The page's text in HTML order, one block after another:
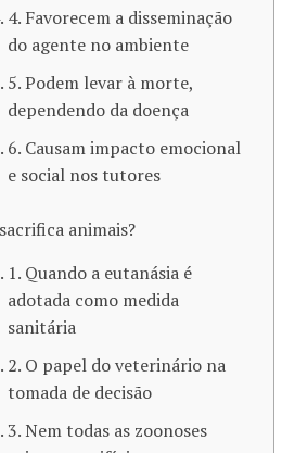
4. Favorecem a disseminação
do agente no ambiente
5. Podem levar à morte,
dependendo da doença
6. Causam impacto emocional
e social nos tutores
animais?
1. Quando a eutanásia é
adotada como medida
sanitária
2. O papel do veterinário na
tomada de decisão
3. Nem todas as zoonoses